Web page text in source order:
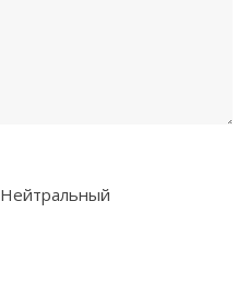
Нейтральный